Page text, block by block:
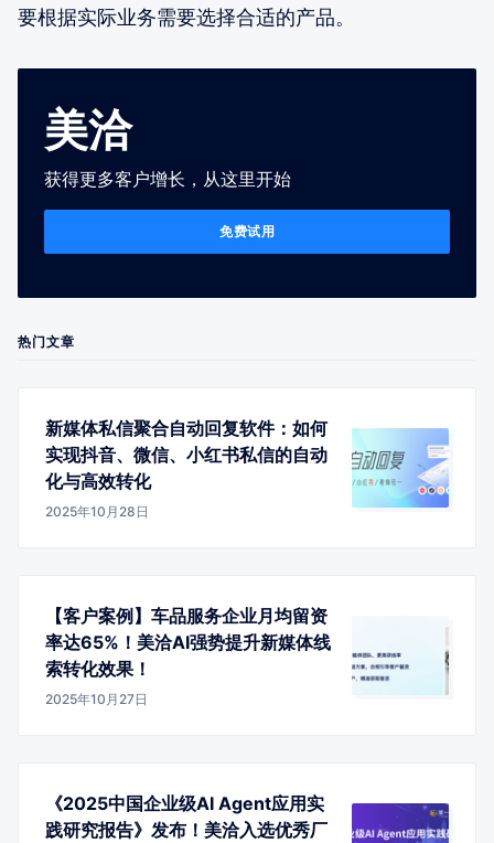
要根据实际业务需要选择合适的产品。
美洽
获得更多客户增长，从这里开始
免费试用
热门文章
新媒体私信聚合自动回复软件：如何
实现抖音、微信、小红书私信的自动
化与高效转化
2025年10月28日
【客户案例】车品服务企业月均留资
率达65%！美洽AI强势提升新媒体线
索转化效果！
2025年10月27日
《2025中国企业级AI Agent应用实
践研究报告》发布！美洽入选优秀厂